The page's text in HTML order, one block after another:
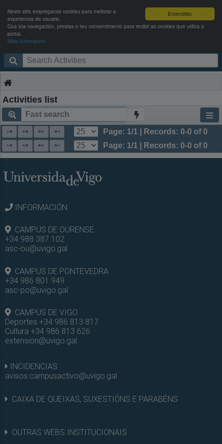
Entendido
Neste sitio empréganse cookies para mellorar a
experiencia de usuario.
Coa túa navegación, prestas o teu consentimento para recibir as cookies que utiliza o
portal.
Máis Información
Activities list
Page: 1/1 | Records: 0-0 of 0
Page: 1/1 | Records: 0-0 of 0
INFORMACIÓN
CAMPUS DE OURENSE
+34 988 387 102
asc-ou@uvigo.gal
CAMPUS DE PONTEVEDRA
+34 986 801 949
asc-po@uvigo.gal
CAMPUS DE VIGO
Deportes +34 986 813 817
Cultura +34 986 813 626
extension@uvigo.gal
INCIDENCIAS
avisos.campusactivo@uvigo.gal
CAIXA DE QUEIXAS, SUXESTIÓNS E PARABÉNS
OUTRAS WEBS INSTITUCIONAIS